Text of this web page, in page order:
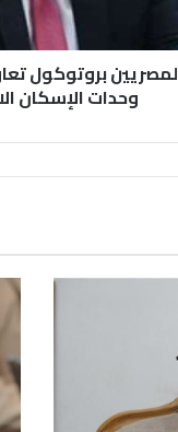
بروتوكول
وحدات الإسكان